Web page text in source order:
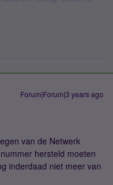
Forum|Forum|3 years ago
van de Netwerk
hersteld moeten
inderdaad niet meer van